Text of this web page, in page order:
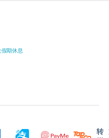
安全标准，在欧洲销售
检验，获PureMax鱼油
及DHA组织)，海洋
振扫描临床实证怀孕至
方后:
力多尔 / Yiling 以
品总额满HK$500，即
单总额未满HK$500需
货，只限于顺丰智能柜
天内安排发货。
有所影响。当八号烈风
期休息
转